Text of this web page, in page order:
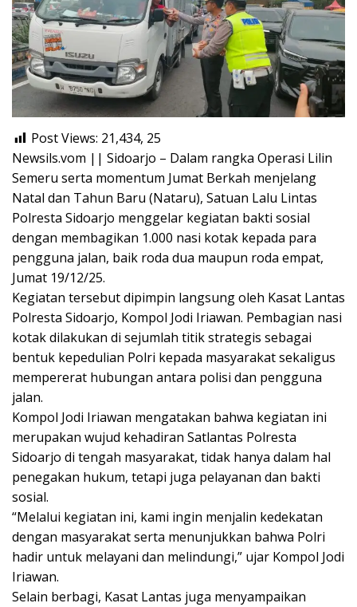
Post Views: 21,434, 25
Newsils.vom || Sidoarjo – Dalam rangka Operasi Lilin
Semeru serta momentum Jumat Berkah menjelang
Natal dan Tahun Baru (Nataru), Satuan Lalu Lintas
Polresta Sidoarjo menggelar kegiatan bakti sosial
dengan membagikan 1.000 nasi kotak kepada para
pengguna jalan, baik roda dua maupun roda empat,
Jumat 19/12/25.
Kegiatan tersebut dipimpin langsung oleh Kasat Lantas
Polresta Sidoarjo, Kompol Jodi Iriawan. Pembagian nasi
kotak dilakukan di sejumlah titik strategis sebagai
bentuk kepedulian Polri kepada masyarakat sekaligus
mempererat hubungan antara polisi dan pengguna
jalan.
Kompol Jodi Iriawan mengatakan bahwa kegiatan ini
merupakan wujud kehadiran Satlantas Polresta
Sidoarjo di tengah masyarakat, tidak hanya dalam hal
penegakan hukum, tetapi juga pelayanan dan bakti
sosial.
“Melalui kegiatan ini, kami ingin menjalin kedekatan
dengan masyarakat serta menunjukkan bahwa Polri
hadir untuk melayani dan melindungi,” ujar Kompol Jodi
Iriawan.
Selain berbagi, Kasat Lantas juga menyampaikan